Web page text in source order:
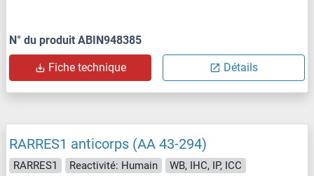
N° du produit ABIN948385
Fiche technique Détails
RARRES1 anticorps (AA 43-294)
RARRES1 Reactivité: Humain
WB, IHC, IP, ICC